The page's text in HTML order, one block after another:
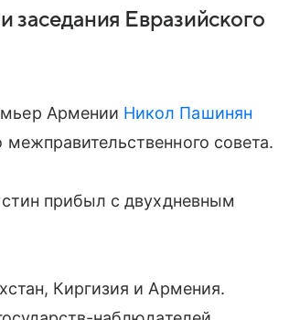
Евразийского
Армении Никол Пашинян
совета.
прибыл с двухдневным
Киргизия и Армения.